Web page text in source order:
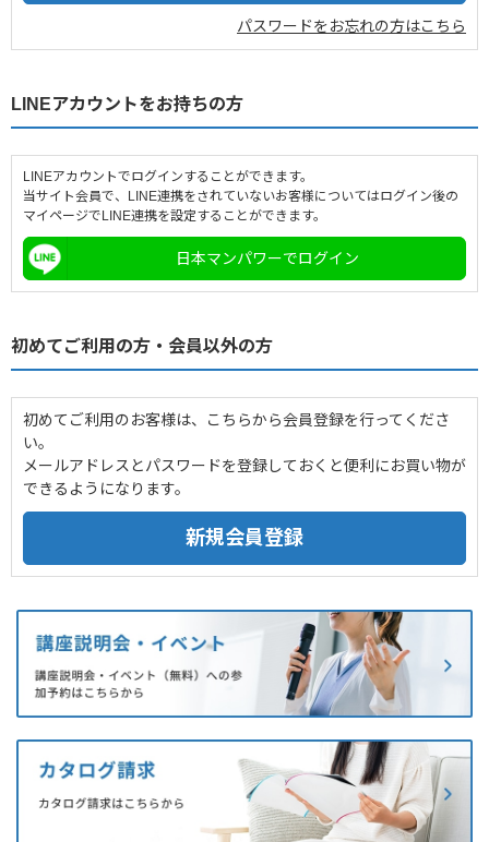
パスワードをお忘れの方はこちら
LINEアカウントをお持ちの方
LINEアカウントでログインすることができます。
当サイト会員で、LINE連携をされていないお客様についてはログイン後の
マイページでLINE連携を設定することができます。
日本マンパワーでログイン
初めてご利用の方・会員以外の方
初めてご利用のお客様は、こちらから会員登録を行ってくださ
い。
メールアドレスとパスワードを登録しておくと便利にお買い物が
できるようになります。